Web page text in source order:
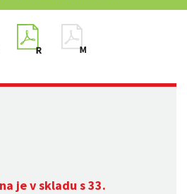
je v skladu s 33.